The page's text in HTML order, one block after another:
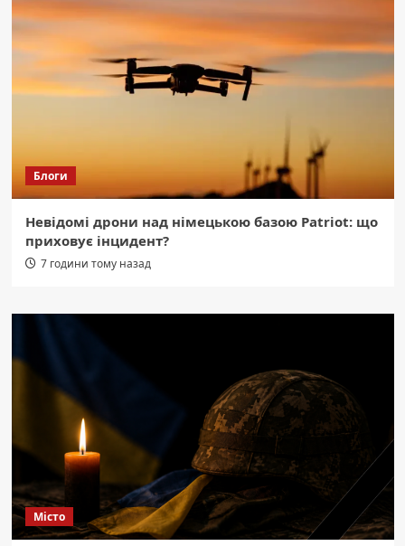
Блоги
Невідомі дрони над німецькою базою Patriot: що
приховує інцидент?
7 години тому назад
Місто